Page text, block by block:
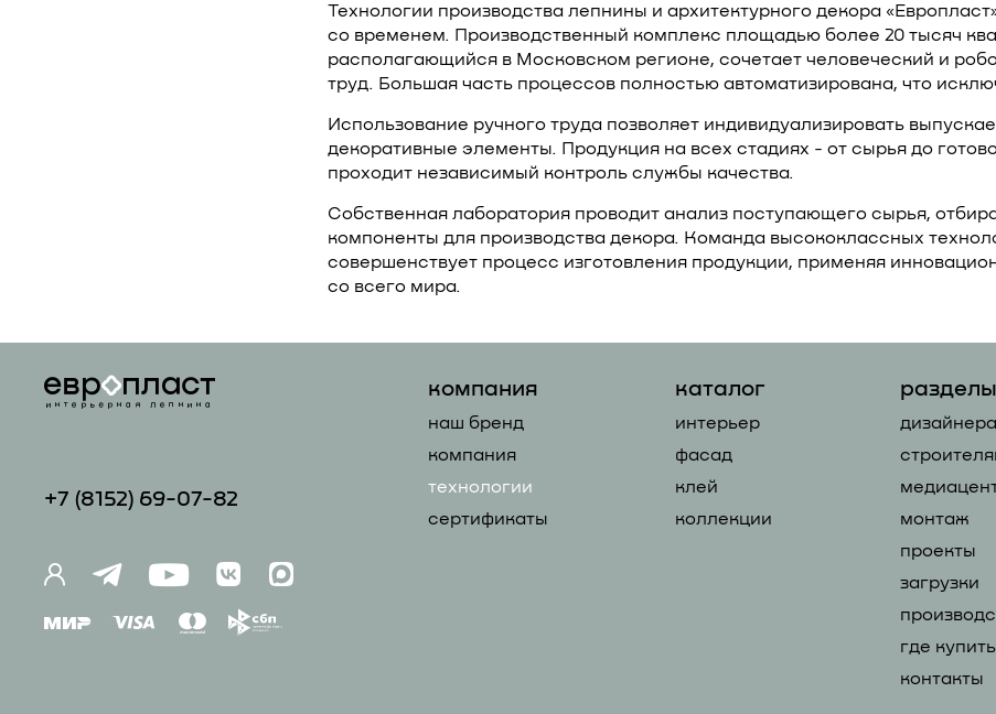
Технологии производства лепнины и архитектурного декора
со временем. Производственный комплекс площадью более 20 тысяч
располагающийся в Московском регионе, сочетает человеческий и
труд. Большая часть процессов полностью автоматизирована, что
Использование ручного труда позволяет индивидуализировать
декоративные элементы. Продукция на всех стадиях - от сырья до
проходит независимый контроль службы качества.
Собственная лаборатория проводит анализ поступающего сырья,
компоненты для производства декора. Команда высококлассных
совершенствует процесс изготовления продукции, применяя
со всего мира.
компания
наш бренд
компания
технологии
сертификаты
каталог
интерьер
фасад
клей
коллекции
монтаж
проекты
загрузки
где купить
контакты
+7 (81 52) 69-07-82